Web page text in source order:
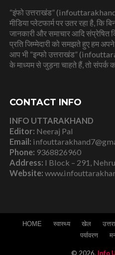
“इंफो उत्तराखंड”
मीडिया प्लेटफार्म पर उतर रहा है, कि
जानकारी और समाचार आदि संप्रेषित
प्रति जिम्मेदारी को समझते हुए हम
आप भी “इन्फो उत्तराखंड”
के माध्यम से जुड़ना चाहते हैं, तो संपर्क
CONTACT INFO
INFO UTTARAKHAND
Editor: Neeraj Pal
Email:
Phone: 9368826960
Address: I Block – 291,
Website:
HOME स्वास्थ्य खेल
पर्यावरण
© 2026, Info